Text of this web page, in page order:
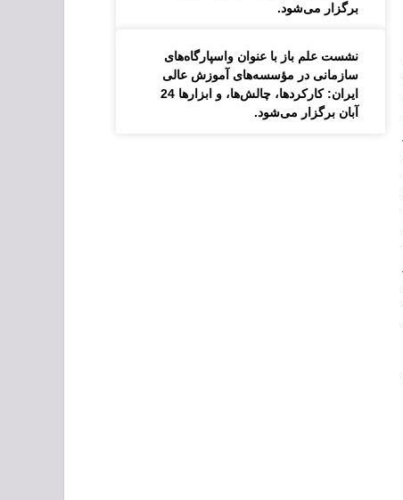
برگزار می‌شود.
نشست علم باز با عنوان واسپارگاه‌های
سازمانی در مؤسسه‌های آموزش عالی
ایران: کارکردها، چالش‌ها، و ابزارها 24
آبان برگزار می‌شود.